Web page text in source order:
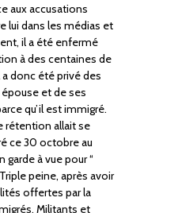
aux accusations
lui dans les médias et
il a été enfermé
à des centaines de
donc été privé des
et de ses
qu’il est immigré.
rétention allait se
ce 30 octobre au
à vue pour “
peine, après avoir
offertes par la
Militants et